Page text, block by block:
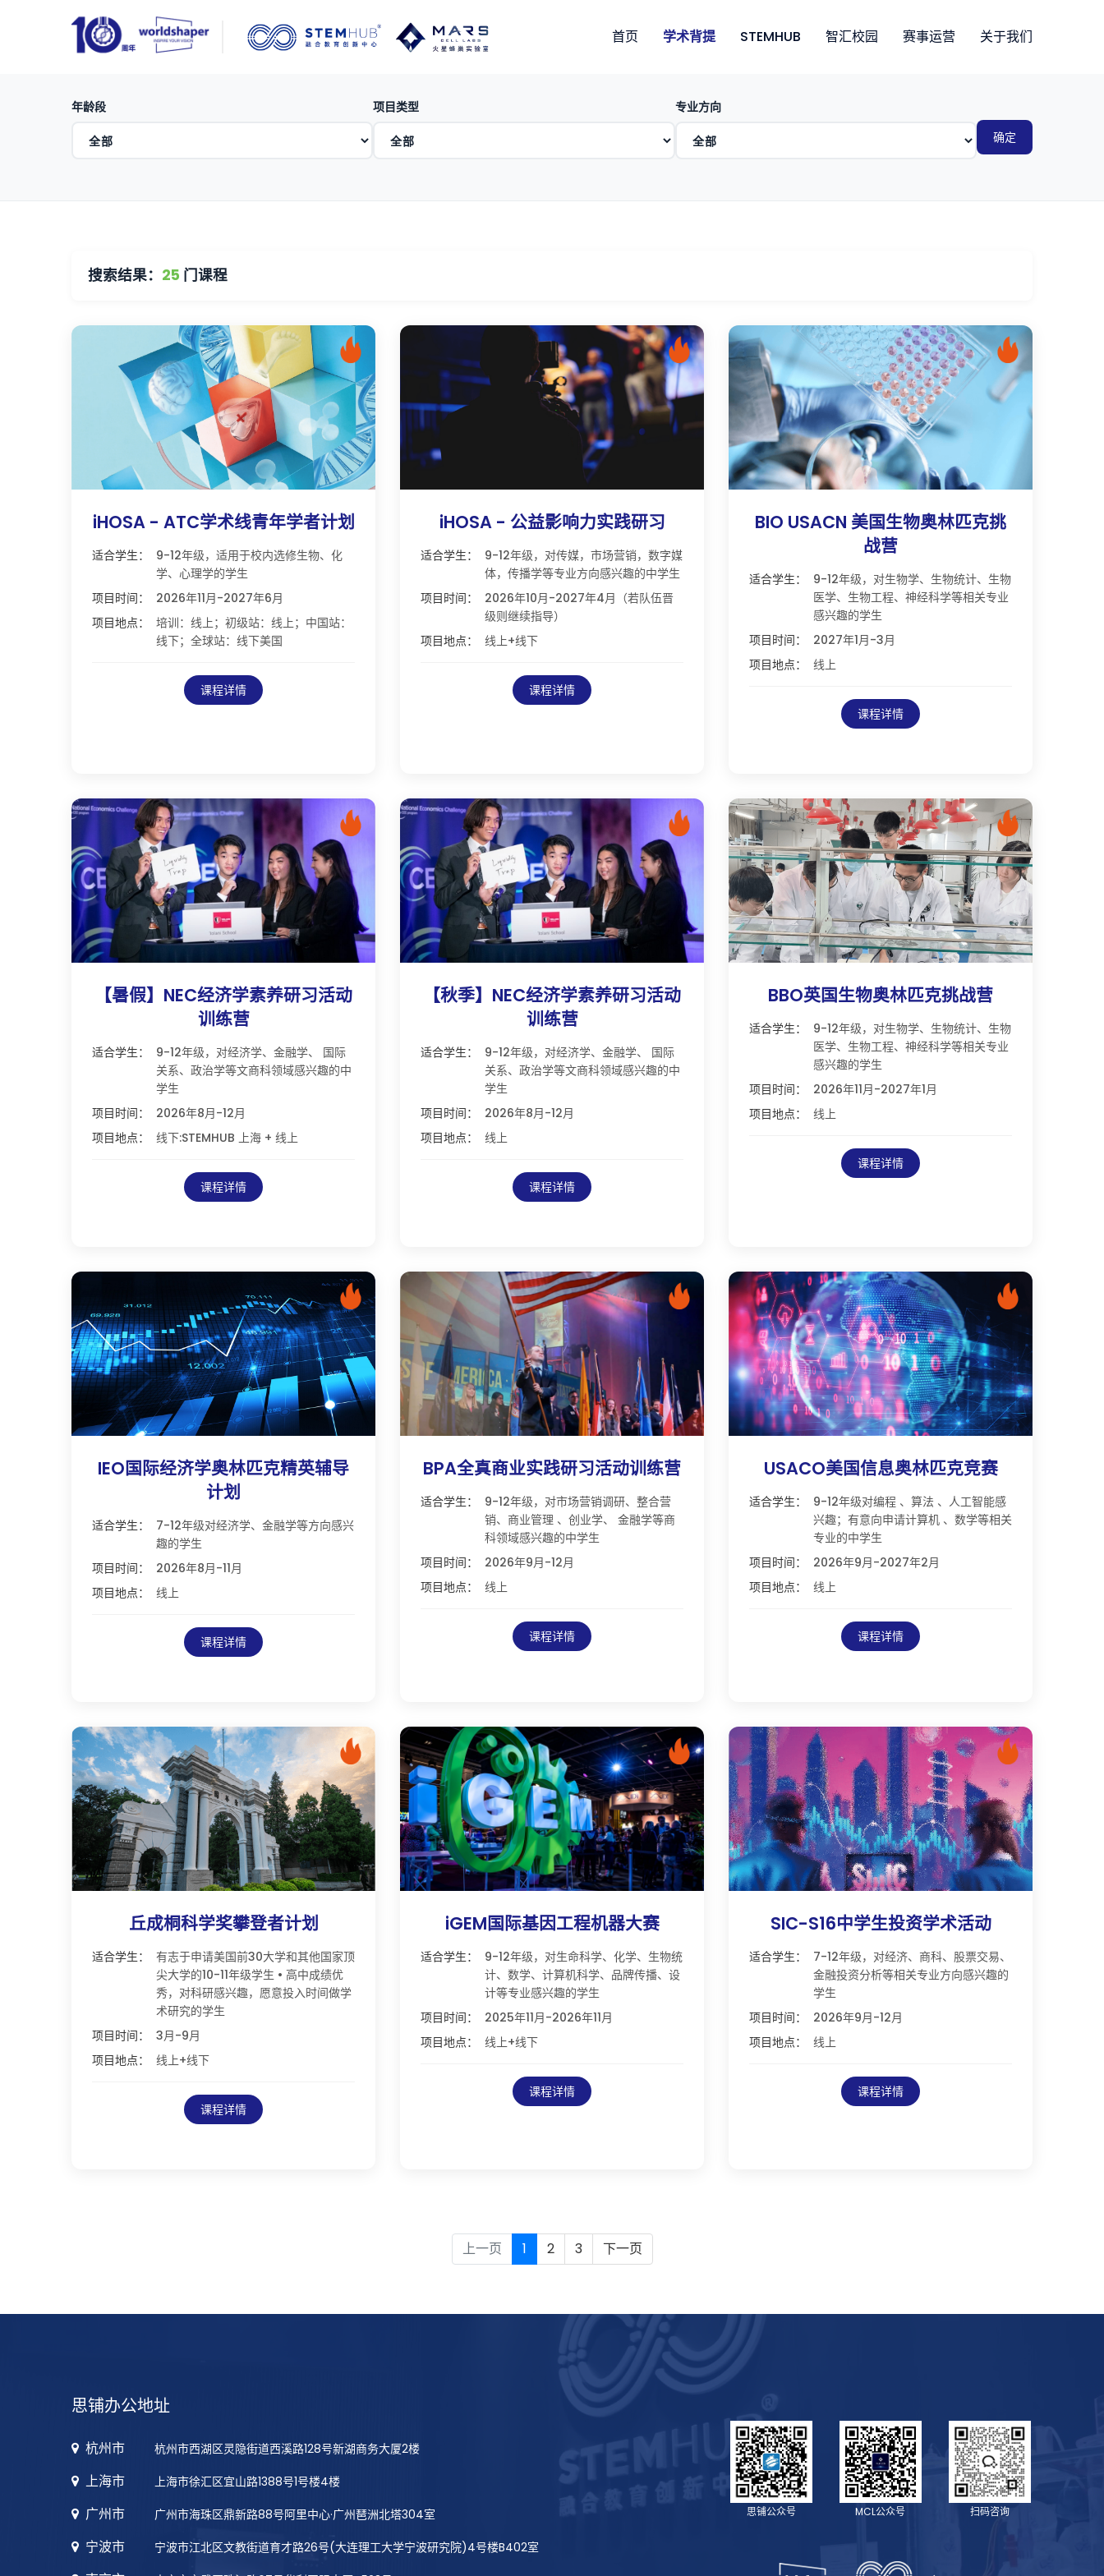
首页 学术背提 STEMHUB 智汇校园 赛事运营 关于我们
年龄段 项目类型
专业方向
确定
搜索结果： 25 门课程
iHOSA - ATC学术线青年学者计划
适合学生：
9-12年级，适用于校内选修生物、化
学、心理学的学生
项目时间：
2026年11月-2027年6月
项目地点：
培训：线上；初级站：线上；中国站：
线下；全球站：线下美国
课程详情
iHOSA - 公益影响力实践研习
适合学生：
9-12年级，对传媒，市场营销，数字媒
体，传播学等专业方向感兴趣的中学生
项目时间：
2026年10月-2027年4月（若队伍晋
级则继续指导）
项目地点：
线上+线下
课程详情
BIO USACN 美国生物奥林匹克挑
战营
适合学生：
9-12年级，对生物学、生物统计、生物
医学、生物工程、神经科学等相关专业
感兴趣的学生
项目时间：
2027年1月-3月
项目地点：
线上
课程详情
【暑假】NEC经济学素养研习活动
训练营
适合学生：
9-12年级，对经济学、金融学、 国际
关系、政治学等文商科领域感兴趣的中
学生
项目时间：
2026年8月-12月
项目地点：
线下:STEMHUB 上海 + 线上
课程详情
【秋季】NEC经济学素养研习活动
训练营
适合学生：
9-12年级，对经济学、金融学、 国际
关系、政治学等文商科领域感兴趣的中
学生
项目时间：
2026年8月-12月
项目地点：
线上
课程详情
BBO英国生物奥林匹克挑战营
适合学生：
9-12年级，对生物学、生物统计、生物
医学、生物工程、神经科学等相关专业
感兴趣的学生
项目时间：
2026年11月-2027年1月
项目地点：
线上
课程详情
IEO国际经济学奥林匹克精英辅导
计划
适合学生：
7-12年级对经济学、金融学等方向感兴
趣的学生
项目时间：
2026年8月-11月
项目地点：
线上
课程详情
BPA全真商业实践研习活动训练营
适合学生：
9-12年级，对市场营销调研、整合营
销、商业管理 、创业学、 金融学等商
科领域感兴趣的中学生
项目时间：
2026年9月-12月
项目地点：
线上
课程详情
USACO美国信息奥林匹克竞赛
适合学生：
9-12年级对编程 、算法 、人工智能感
兴趣；有意向申请计算机 、数学等相关
专业的中学生
项目时间：
2026年9月-2027年2月
项目地点：
线上
课程详情
丘成桐科学奖攀登者计划
适合学生：
有志于申请美国前30大学和其他国家顶
尖大学的10-11年级学生 • 高中成绩优
秀，对科研感兴趣，愿意投入时间做学
术研究的学生
项目时间：
3月-9月
项目地点：
线上+线下
课程详情
iGEM国际基因工程机器大赛
适合学生：
9-12年级，对生命科学、化学、生物统
计、数学、计算机科学、品牌传播、设
计等专业感兴趣的学生
项目时间：
2025年11月-2026年11月
项目地点：
线上+线下
课程详情
SIC-S16中学生投资学术活动
适合学生：
7-12年级，对经济、商科、股票交易、
金融投资分析等相关专业方向感兴趣的
学生
项目时间：
2026年9月-12月
项目地点：
线上
课程详情
上一页 1 2 3 下一页
思铺办公地址
杭州市 杭州市西湖区灵隐街道西溪路128号新湖商务大厦2楼
上海市 上海市徐汇区宜山路1388号1号楼4楼
广州市 广州市海珠区鼎新路88号阿里中心·广州琶洲北塔304室
宁波市 宁波市江北区文教街道育才路26号(大连理工大学宁波研究院)4号楼B402室
思铺公众号 MCL公众号 扫码咨询